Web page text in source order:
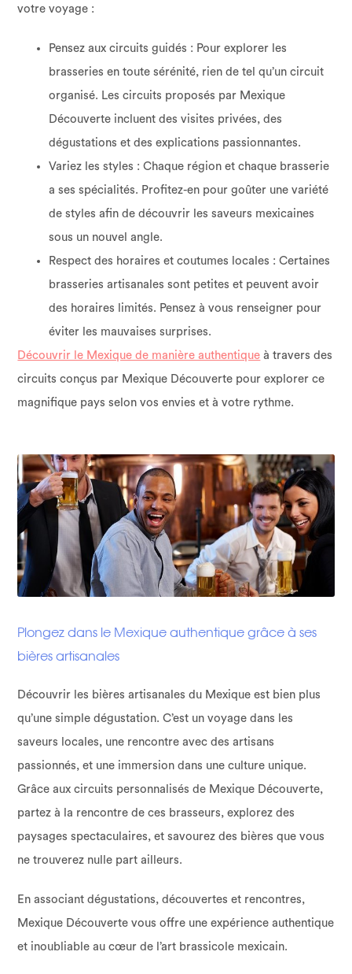
votre voyage :
Pensez aux circuits guidés : Pour explorer les
brasseries en toute sérénité, rien de tel qu’un circuit
organisé. Les circuits proposés par Mexique
Découverte incluent des visites privées, des
dégustations et des explications passionnantes.
Variez les styles : Chaque région et chaque brasserie
a ses spécialités. Profitez-en pour goûter une variété
de styles afin de découvrir les saveurs mexicaines
sous un nouvel angle.
Respect des horaires et coutumes locales : Certaines
brasseries artisanales sont petites et peuvent avoir
des horaires limités. Pensez à vous renseigner pour
éviter les mauvaises surprises.
Découvrir le Mexique de manière authentique à travers des
circuits conçus par Mexique Découverte pour explorer ce
magnifique pays selon vos envies et à votre rythme.
Plongez dans le Mexique authentique grâce à ses
bières artisanales
Découvrir les bières artisanales du Mexique est bien plus
qu’une simple dégustation. C’est un voyage dans les
saveurs locales, une rencontre avec des artisans
passionnés, et une immersion dans une culture unique.
Grâce aux circuits personnalisés de Mexique Découverte,
partez à la rencontre de ces brasseurs, explorez des
paysages spectaculaires, et savourez des bières que vous
ne trouverez nulle part ailleurs.
En associant dégustations, découvertes et rencontres,
Mexique Découverte vous offre une expérience authentique
et inoubliable au cœur de l’art brassicole mexicain.